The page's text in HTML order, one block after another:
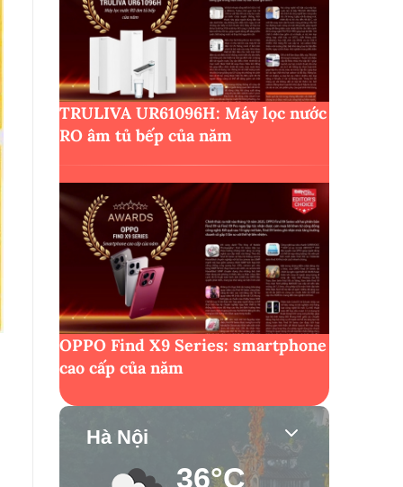
TRULIVA UR61096H: Máy lọc nước
RO âm tủ bếp của năm
OPPO Find X9 Series: smartphone
cao cấp của năm
Hà Nội
36°C